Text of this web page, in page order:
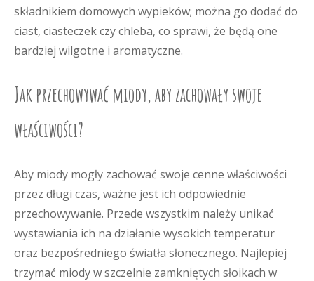
składnikiem domowych wypieków; można go dodać do
ciast, ciasteczek czy chleba, co sprawi, że będą one
bardziej wilgotne i aromatyczne.
Jak przechowywać miody, aby zachowały swoje
właściwości?
Aby miody mogły zachować swoje cenne właściwości
przez długi czas, ważne jest ich odpowiednie
przechowywanie. Przede wszystkim należy unikać
wystawiania ich na działanie wysokich temperatur
oraz bezpośredniego światła słonecznego. Najlepiej
trzymać miody w szczelnie zamkniętych słoikach w